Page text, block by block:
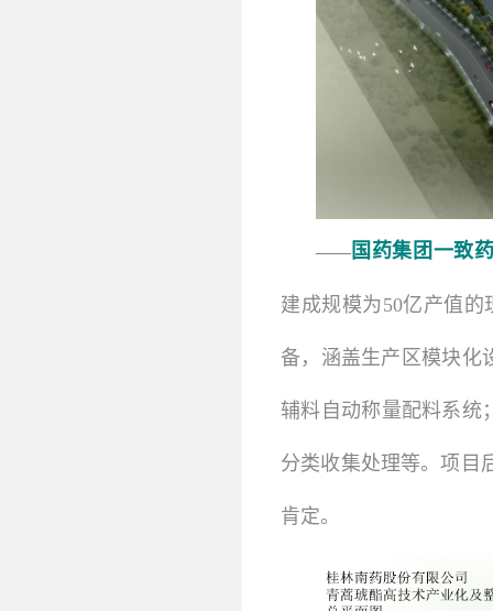
——国药集团一致
建成规模为50亿产值
备，涵盖生产区模块化
辅料自动称量配料系统
分类收集处理等。项目
肯定。